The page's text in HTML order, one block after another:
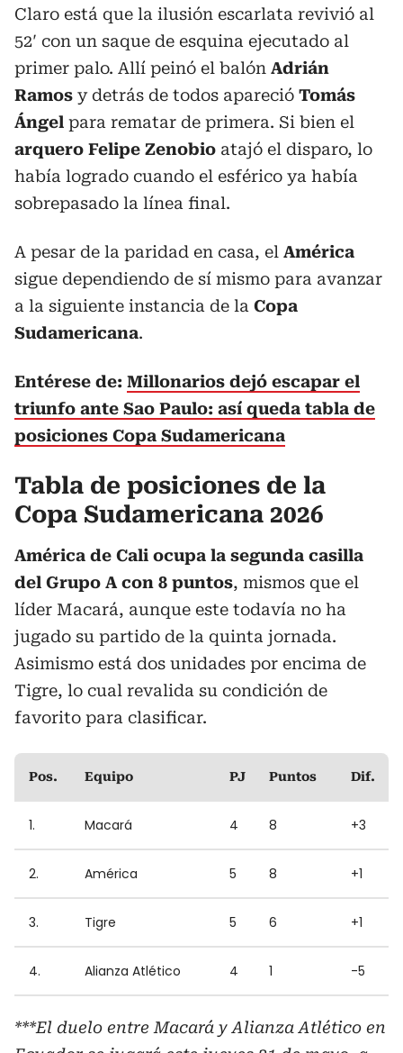
Claro está que la ilusión escarlata revivió al
52′ con un saque de esquina ejecutado al
primer palo. Allí peinó el balón Adrián
Ramos y detrás de todos apareció Tomás
Ángel para rematar de primera. Si bien el
arquero Felipe Zenobio atajó el disparo, lo
había logrado cuando el esférico ya había
sobrepasado la línea final.
A pesar de la paridad en casa, el América
sigue dependiendo de sí mismo para avanzar
a la siguiente instancia de la Copa
Sudamericana.
Entérese de: Millonarios dejó escapar el
triunfo ante Sao Paulo: así queda tabla de
posiciones Copa Sudamericana
Tabla de posiciones de la
Copa Sudamericana 2026
América de Cali ocupa la segunda casilla
del Grupo A con 8 puntos, mismos que el
líder Macará, aunque este todavía no ha
jugado su partido de la quinta jornada.
Asimismo está dos unidades por encima de
Tigre, lo cual revalida su condición de
favorito para clasificar.
Pos. Equipo PJ Puntos Dif.
1. Macará 4 8 +3
2. América 5 8 +1
3. Tigre 5 6 +1
4. Alianza Atlético 4 1 -5
***El duelo entre Macará y Alianza Atlético en